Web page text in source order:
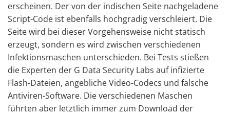
erscheinen. Der von der indischen Seite nachgeladene
Script-Code ist ebenfalls hochgradig verschleiert. Die
Seite wird bei dieser Vorgehensweise nicht statisch
erzeugt, sondern es wird zwischen verschiedenen
Infektionsmaschen unterschieden. Bei Tests stießen
die Experten der G Data Security Labs auf infizierte
Flash-Dateien, angebliche Video-Codecs und falsche
Antiviren-Software. Die verschiedenen Maschen
führten aber letztlich immer zum Download der